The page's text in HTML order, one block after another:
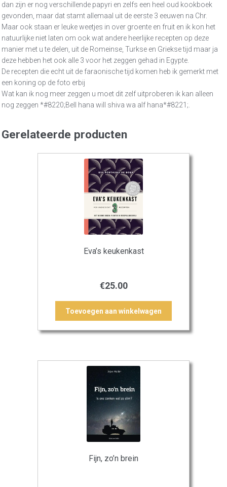
dan zijn er nog verschillende papyri en zelfs een heel oud kookboek
gevonden, maar dat stamt allemaal uit de eerste 3 eeuwen na Chr.
Maar ook staan er leuke weetjes in over groente en fruit en ik kon het
natuurlijke niet laten om ook wat andere heerlijke recepten op deze
manier met u te delen, uit de Romeinse, Turkse en Griekse tijd maar ja
deze hebben het ook alle 3 voor het zeggen gehad in Egypte.
De recepten die echt uit de faraonische tijd komen heb ik gemerkt met
een koning op de foto erbij
Wat kan ik nog meer zeggen u moet dit zelf uitproberen ik kan alleen
nog zeggen *#8220;Bell hana will shiva wa alf hana*#8221;.
Gerelateerde producten
Eva’s keukenkast
€25.00
Toevoegen aan winkelwagen
Fijn, zo’n brein